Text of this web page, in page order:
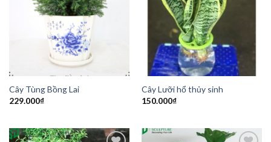
Add to
Wishlist
Cây Tùng Bồng Lai
229.000₫
Cây Lưỡi hổ thủy sinh
150.000₫